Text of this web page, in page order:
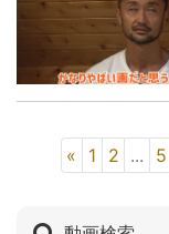
« 1 2 ... 5